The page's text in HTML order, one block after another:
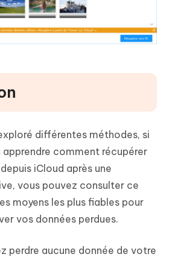
différentes méthodes, si
apprendre comment récupérer
iCloud après une
vous pouvez consulter ce
moyens les plus fiables pour
vos données perdues.
perdre aucune donnée de votre